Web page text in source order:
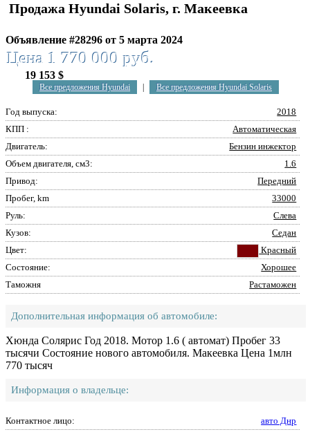
Продажа Hyundai Solaris, г. Макеевка
Объявление #28296 от 5 марта 2024
Цена 1 770 000 руб.
19 153 $
Все предложения Hyundai Все предложения Hyundai Solaris
Год выпуска:
2018
КПП :
Автоматическая
Двигатель:
Бензин инжектор
Объем двигателя, см3:
1.6
Привод:
Передний
Пробег, km
33000
Руль:
Слева
Кузов:
Седан
Цвет:
Красный
Состояние:
Хорошее
Таможня
Растаможен
Дополнительная информация об автомобиле:
Хюнда Солярис Год 2018. Мотор 1.6 ( автомат) Пробег 33
тысячи Состояние нового автомобиля. Макеевка Цена 1млн
770 тысяч
Информация о владельце:
Контактное лицо:
авто Днр